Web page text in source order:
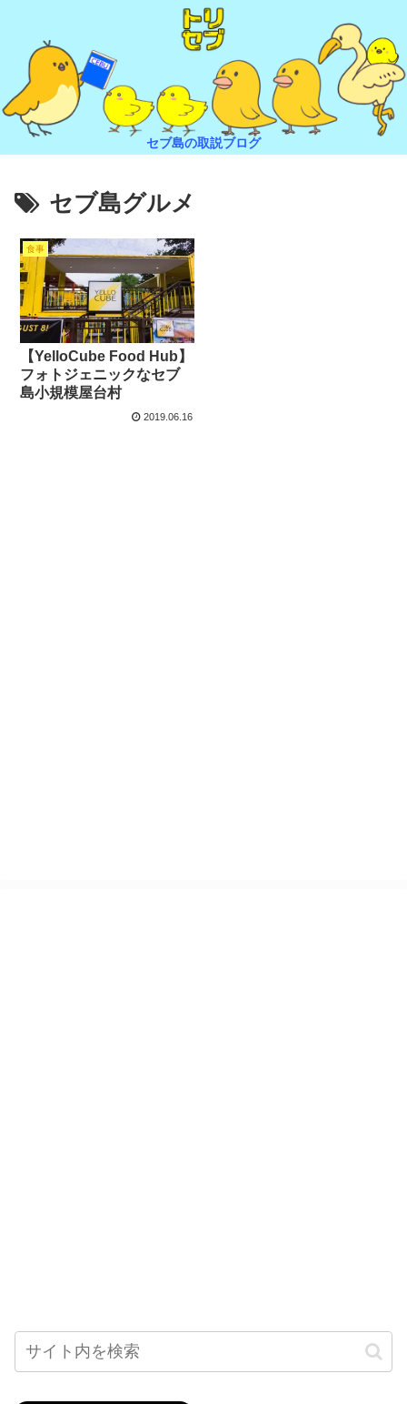
セブ島の取説ブログ
セブ島グルメ
食事
【YelloCube Food Hub】
フォトジェニックなセブ
島小規模屋台村
2019.06.16